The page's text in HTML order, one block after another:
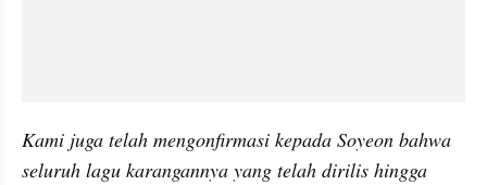
Kami juga telah mengonfirmasi kepada Soyeon bahwa
seluruh lagu karangannya yang telah dirilis hingga